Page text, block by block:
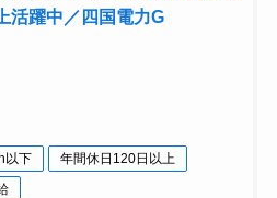
活躍中／四国電力G
以下
年間休日120日以上